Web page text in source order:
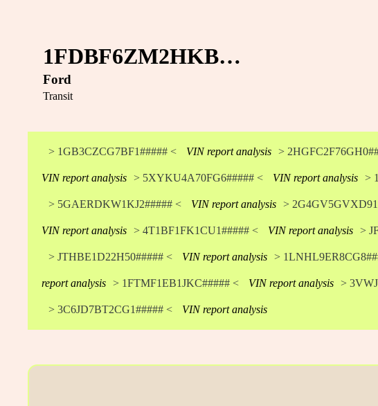
1FDBF6ZM2HKB…
Ford
Transit
> 1GB3CZCG7BF1##### < VIN report analysis >
VIN report analysis > 5XYKU4A70FG6##### < VIN report analysis >
> 5GAERDKW1KJ2##### < VIN report analysis >
VIN report analysis > 4T1BF1FK1CU1##### < VIN report analysis >
> JTHBE1D22H50##### < VIN report analysis >
report analysis > 1FTMF1EB1JKC##### < VIN report analysis >
> 3C6JD7BT2CG1##### < VIN report analysis